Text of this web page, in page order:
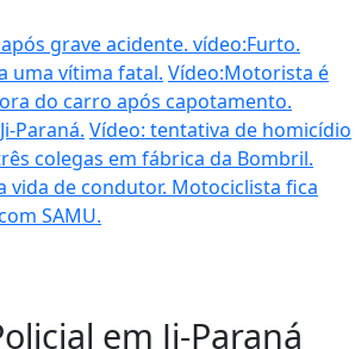
grave acidente. vídeo:Furto.
uma vítima fatal. Vídeo:Motorista é
do carro após capotamento.
Paraná. Vídeo: tentativa de homicídio
colegas em fábrica da Bombril.
vida de condutor. Motociclista fica
SAMU.
em Ji-Paraná